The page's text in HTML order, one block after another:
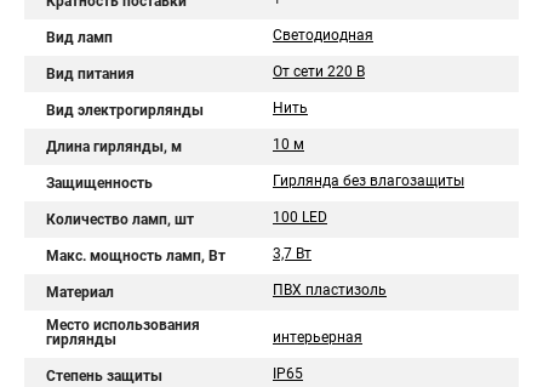
Вид ламп Светодиодная
Вид питания От сети 220 В
Вид электрогирлянды Нить
Длина гирлянды, м 10 м
Защищенность Гирлянда без влагозащиты
Количество ламп, шт 100 LED
Макс. мощность ламп, Вт 3,7 Вт
Материал ПВХ пластизоль
Место использования
гирлянды
интерьерная
Степень защиты IP65